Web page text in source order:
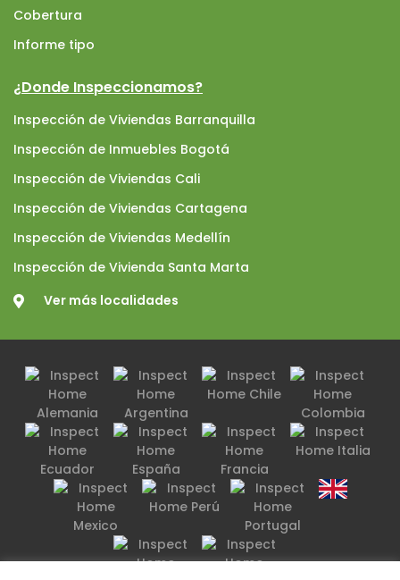
Cobertura
Informe tipo
¿Donde Inspeccionamos?
Inspección de Viviendas Barranquilla
Inspección de Inmuebles Bogotá
Inspección de Viviendas Cali
Inspección de Viviendas Cartagena
Inspección de Viviendas Medellín
Inspección de Vivienda Santa Marta
Ver más localidades